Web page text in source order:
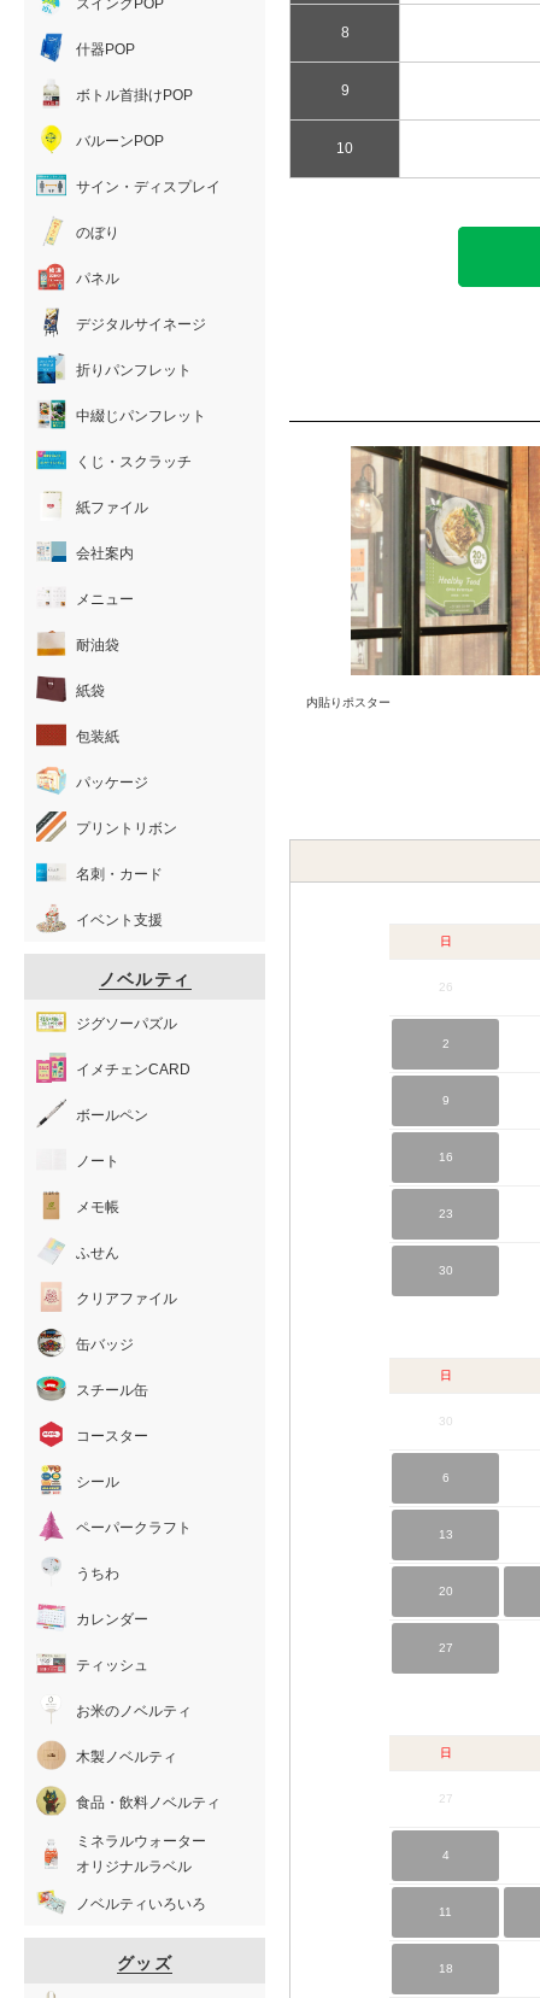
8
9
10
内貼りポスター
日
26
2
9
16
23
30
日
30
6
13
20
27
日
27
4
11
18
スイングPOP
什器POP
ボトル首掛けPOP
バルーンPOP
サイン・ディスプレイ
のぼり
パネル
デジタルサイネージ
折りパンフレット
中綴じパンフレット
くじ・スクラッチ
紙ファイル
会社案内
メニュー
耐油袋
紙袋
包装紙
パッケージ
プリントリボン
名刺・カード
イベント支援
ノベルティ
ジグソーパズル
イメチェンCARD
ボールペン
ノート
メモ帳
ふせん
クリアファイル
缶バッジ
スチール缶
コースター
シール
ペーパークラフト
うちわ
カレンダー
ティッシュ
お米のノベルティ
木製ノベルティ
食品・飲料ノベルティ
ミネラルウォーター
オリジナルラベル
ノベルティいろいろ
グッズ